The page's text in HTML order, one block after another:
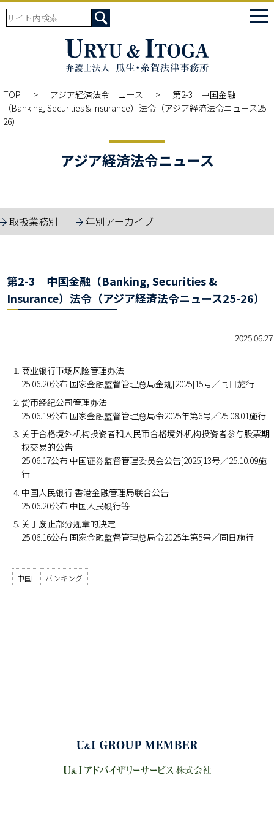
TOP アジア経済法令ニュース
第2-3 中国金融
（Banking, Securities & Insurance）法令（アジア経済法令ニュース25-
26）
アジア経済法令ニュース
取扱業務別 年別アーカイブ
第2-3 中国金融（Banking, Securities &
Insurance）法令（アジア経済法令ニュース25-26）
2025.06.27
商业银行市场风险管理办法
25.06.20公布 国家金融监督管理总局金规[2025]15号／同日施行
货币经纪公司管理办法
25.06.19公布 国家金融监督管理总局令2025年第6号／25.08.01施行
关于合格境外机构投资者和人民币合格境外机构投资者参与股票期
权交易的公告
25.06.17公布 中国证券监督管理委员会公告[2025]13号／25.10.09施
行
中国人民银行 香港金融管理局联合公告
25.06.20公布 中国人民银行等
关于废止部分规章的决定
25.06.16公布 国家金融监督管理总局令2025年第5号／同日施行
中国 バンキング